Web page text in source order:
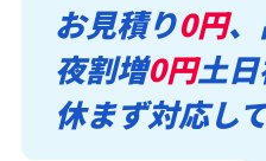
お見積り0円
夜割増0円土
休まず対応し